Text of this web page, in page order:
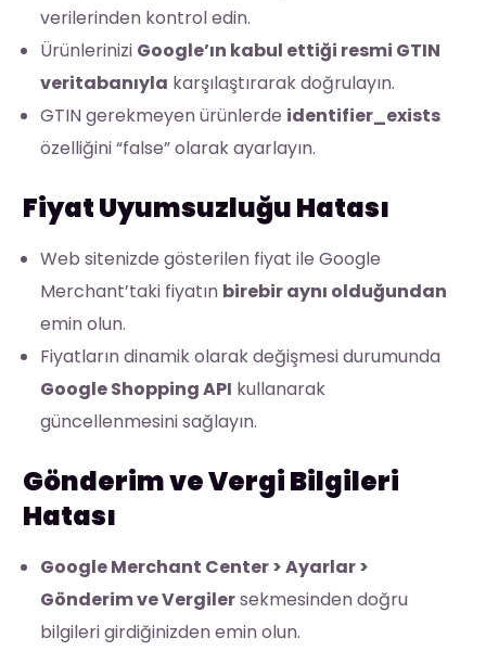
verilerinden kontrol edin.
Ürünlerinizi Google’ın kabul ettiği resmi GTIN
veritabanıyla karşılaştırarak doğrulayın.
GTIN gerekmeyen ürünlerde identifier_exists
özelliğini “false” olarak ayarlayın.
Fiyat Uyumsuzluğu Hatası
Web sitenizde gösterilen fiyat ile Google
Merchant’taki fiyatın birebir aynı olduğundan
emin olun.
Fiyatların dinamik olarak değişmesi durumunda
Google Shopping API kullanarak
güncellenmesini sağlayın.
Gönderim ve Vergi Bilgileri
Hatası
Google Merchant Center > Ayarlar >
Gönderim ve Vergilersekmesinden doğru
bilgileri girdiğinizden emin olun.